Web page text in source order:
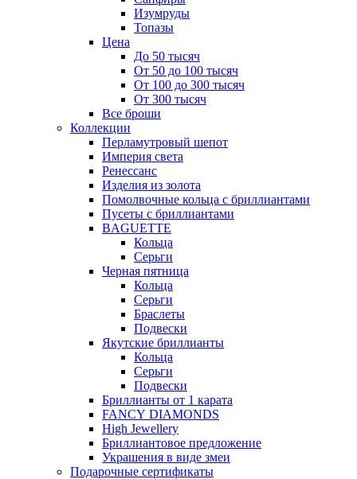
Изумруды
Топазы
Цена
До 50 тысяч
От 50 до 100 тысяч
От 100 до 300 тысяч
От 300 тысяч
Все броши
Коллекции
Перламутровый шепот
Империя света
Ренессанс
Изделия из золота
Помолвочные кольца с бриллиантами
Пусеты с бриллиантами
BAGUETTE
Кольца
Серьги
Черная пятница
Кольца
Серьги
Браслеты
Подвески
Якутские бриллианты
Кольца
Серьги
Подвески
Бриллианты от 1 карата
FANCY DIAMONDS
High Jewellery
Бриллиантовое предложение
Украшения в виде змеи
Подарочные сертификаты